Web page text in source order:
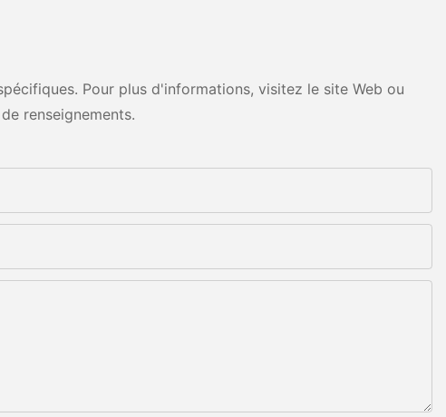
Pour plus d'informations, visitez le site Web ou
renseignements.